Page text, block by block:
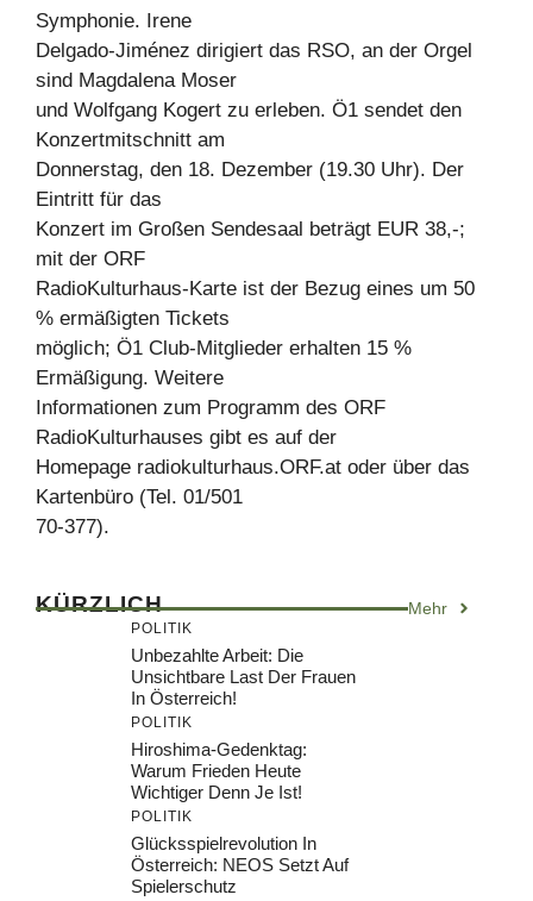
Symphonie. Irene
Delgado-Jiménez dirigiert das RSO, an der Orgel
sind Magdalena Moser
und Wolfgang Kogert zu erleben. Ö1 sendet den
Konzertmitschnitt am
Donnerstag, den 18. Dezember (19.30 Uhr). Der
Eintritt für das
Konzert im Großen Sendesaal beträgt EUR 38,-;
mit der ORF
RadioKulturhaus-Karte ist der Bezug eines um 50
% ermäßigten Tickets
möglich; Ö1 Club-Mitglieder erhalten 15 %
Ermäßigung. Weitere
Informationen zum Programm des ORF
RadioKulturhauses gibt es auf der
Homepage radiokulturhaus.ORF.at oder über das
Kartenbüro (Tel. 01/501
70-377).
KÜRZLICH Mehr
POLITIK
Unbezahlte Arbeit: Die
Unsichtbare Last Der Frauen
In Österreich!
POLITIK
Hiroshima-Gedenktag:
Warum Frieden Heute
Wichtiger Denn Je Ist!
POLITIK
Glücksspielrevolution In
Österreich: NEOS Setzt Auf
Spielerschutz